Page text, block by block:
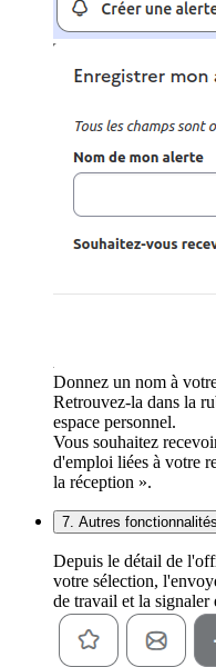
Donnez un nom à
Retrouvez-la dans la
espace personnel.
Vous souhaitez
d'emploi liées à votre
la réception ».
7. Autres fonctionnalités
Depuis le détail de
votre sélection,
de travail et la signaler